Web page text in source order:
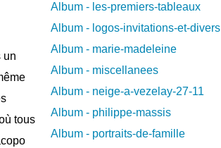
un
tous
Album - les-premiers-tableaux
Album - logos-invitations-et-divers
Album - marie-madeleine
Album - miscellanees
Album - neige-a-vezelay-27-11
Album - philippe-massis
Album - portraits-de-famille